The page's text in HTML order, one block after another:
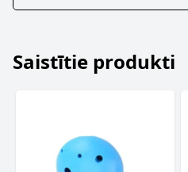
Saistītie produkti